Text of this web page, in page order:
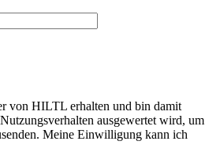
von HILTL erhalten und bin damit
ausgewertet wird, um
Meine Einwilligung kann ich